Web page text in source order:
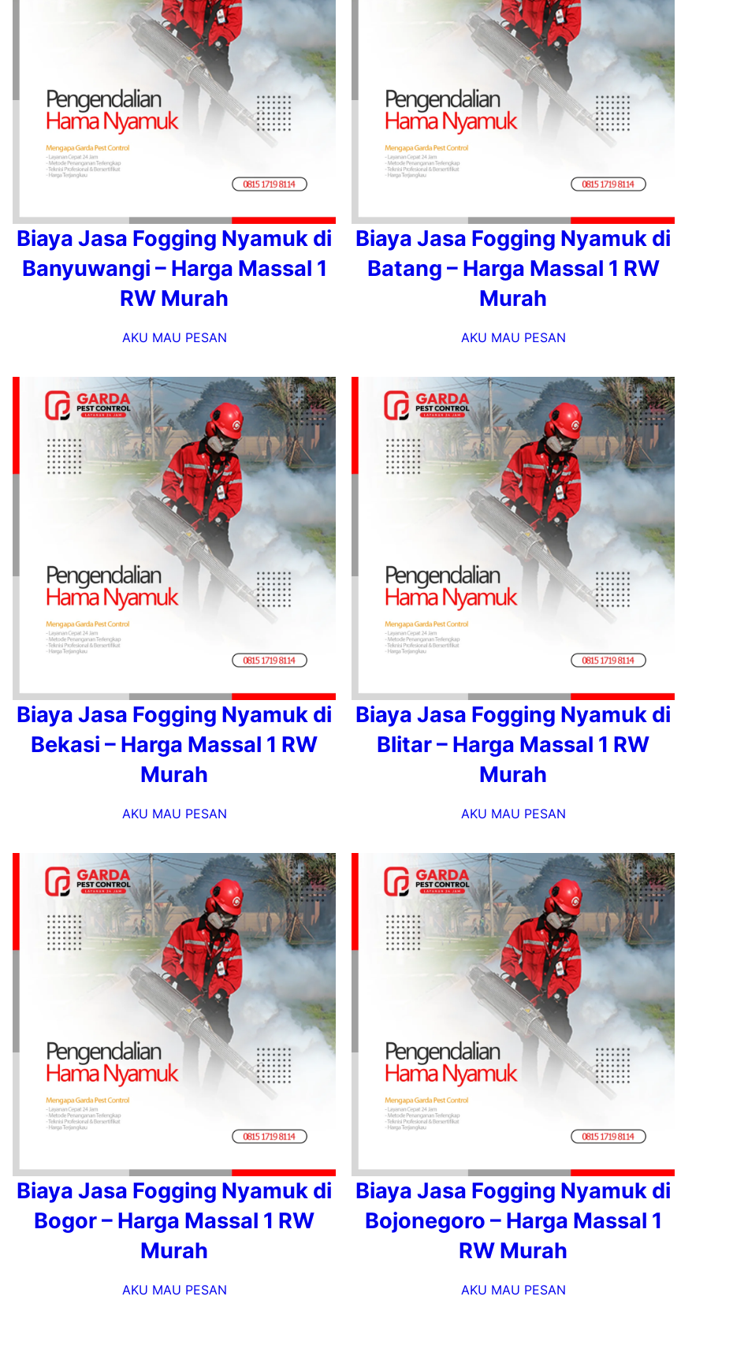
Biaya Jasa Fogging Nyamuk di
Banyuwangi – Harga Massal 1
RW Murah
AKU MAU PESAN
Biaya Jasa Fogging Nyamuk di
Batang – Harga Massal 1 RW
Murah
AKU MAU PESAN
Biaya Jasa Fogging Nyamuk di
Bekasi – Harga Massal 1 RW
Murah
AKU MAU PESAN
Biaya Jasa Fogging Nyamuk di
Blitar – Harga Massal 1 RW
Murah
AKU MAU PESAN
Biaya Jasa Fogging Nyamuk di
Bogor – Harga Massal 1 RW
Murah
AKU MAU PESAN
Biaya Jasa Fogging Nyamuk di
Bojonegoro – Harga Massal 1
RW Murah
AKU MAU PESAN